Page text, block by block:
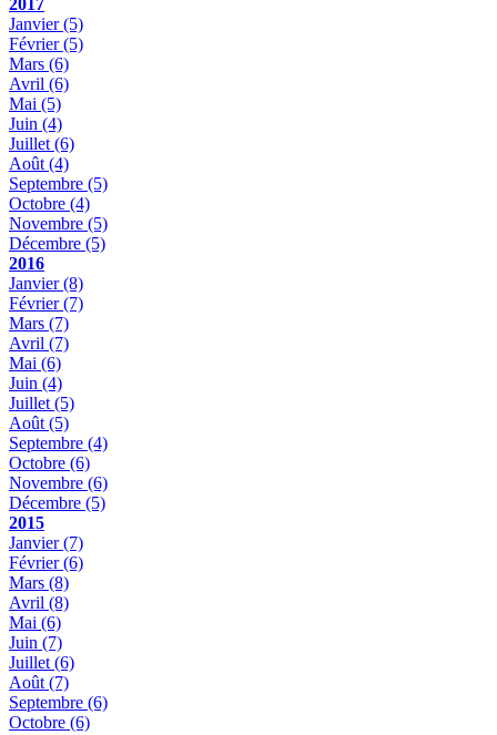
Janvier(5)
Février(5)
Mars (6)
Avril (6)
Mai (5)
Juin (4)
Juillet (6)
Août (4)
Septembre (5)
Octobre (4)
Novembre (5)
Décembre (5)
2016
Janvier(8)
Février(7)
Mars (7)
Avril (7)
Mai (6)
Juin (4)
Juillet (5)
Août (5)
Septembre (4)
Octobre (6)
Novembre (6)
Décembre (5)
2015
Janvier(7)
Février(6)
Mars (8)
Avril (8)
Mai (6)
Juin (7)
Juillet (6)
Août (7)
Septembre (6)
Octobre (6)